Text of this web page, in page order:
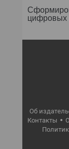
Об
Контакты